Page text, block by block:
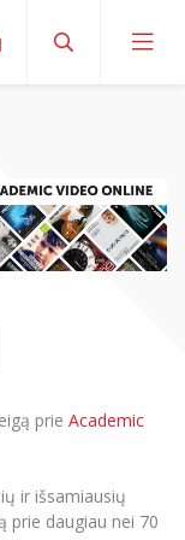
,,Bolero”studijas
(SMS)
savaitė
fondas
etikai komitetas
fakultetas
fakultetas
prie Academic
ir išsamiausių
prie daugiau nei 70